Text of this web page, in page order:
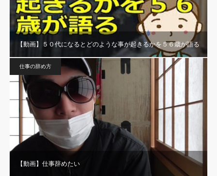
【動画】５０代になるとどのような事が起きるかを５６歳が語る
仕事の辞め方
【動画】仕事辞めたい